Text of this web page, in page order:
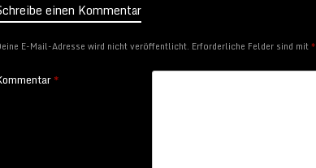
einen Kommentar
E-Mail-Adresse wird nicht veröffentlicht. Erforderliche Felder sind mit*
*